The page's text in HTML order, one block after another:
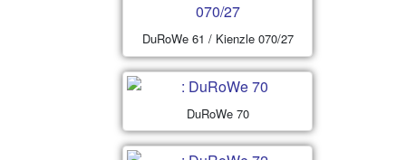
DuRoWe 61 / Kienzle 070/27
DuRoWe 70